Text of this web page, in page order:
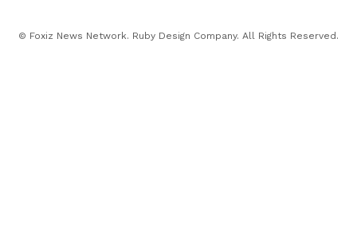
© Foxiz News Network. Ruby Design Company. All Rights Reserved.